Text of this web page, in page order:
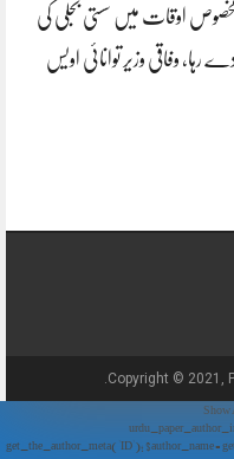
اوقات میں سستی بجلی کی
وفاقی وزیر توانائی اویس
Copyright © 2021,
//
get_the_author_meta('ID'); $author_name =